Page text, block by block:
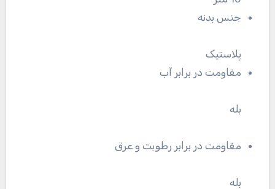
جنس بدنه
پلاستیک
مقاومت در برابر آب
بله
مقاومت در برابر رطوبت و عرق
بله